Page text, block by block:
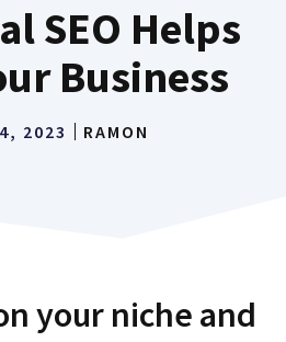
SEO Helps
Business
2023 RAMON
your niche and